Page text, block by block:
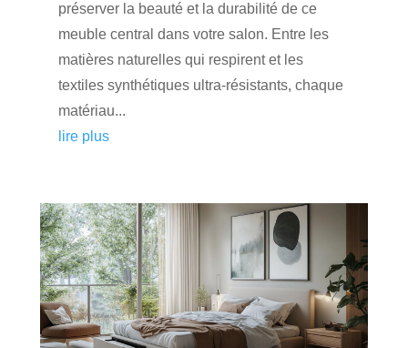
préserver la beauté et la durabilité de ce
meuble central dans votre salon. Entre les
matières naturelles qui respirent et les
textiles synthétiques ultra-résistants, chaque
matériau...
lire plus